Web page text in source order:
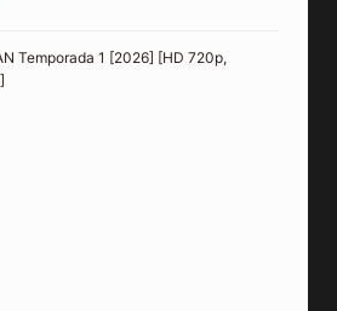
Temporada 1 [2026] [HD 720p,